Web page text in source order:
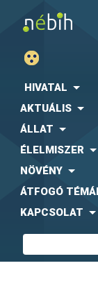
HIVATAL
AKTUÁLIS
ÁLLAT
ÉLELMISZER
NÖVÉNY
ÁTFOGÓ
KAPCSOLAT